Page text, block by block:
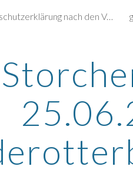
to main content Datenschutzerklärung nach den Vorgaben der DSGVO